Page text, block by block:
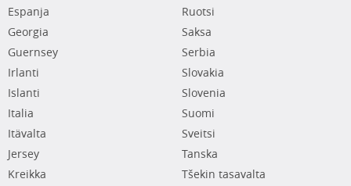
Espanja
Georgia
Guernsey
Irlanti
Islanti
Italia
Itävalta
Jersey
Kreikka
Ruotsi
Saksa
Serbia
Slovakia
Slovenia
Suomi
Sveitsi
Tanska
Tšekin tasavalta